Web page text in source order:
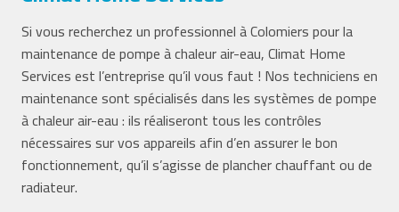
Si vous recherchez un professionnel à Colomiers pour la
maintenance de pompe à chaleur air-eau, Climat Home
Services est l’entreprise qu’il vous faut ! Nos techniciens en
maintenance sont spécialisés dans les systèmes de pompe
à chaleur air-eau : ils réaliseront tous les contrôles
nécessaires sur vos appareils afin d’en assurer le bon
fonctionnement, qu’il s’agisse de plancher chauffant ou de
radiateur.